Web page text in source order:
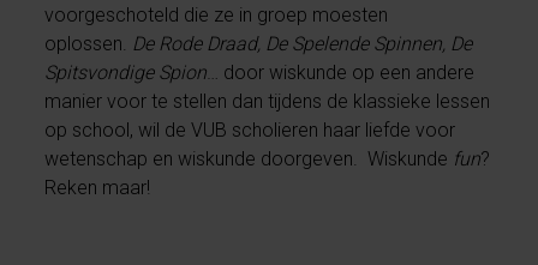
voorgeschoteld die ze in groep moesten
oplossen. De Rode Draad, De Spelende Spinnen, De
Spitsvondige Spion … door wiskunde op een andere
manier voor te stellen dan tijdens de klassieke lessen
op school, wil de VUB scholieren haar liefde voor
wetenschap en wiskunde doorgeven. ​ Wiskunde fun?
Reken maar!